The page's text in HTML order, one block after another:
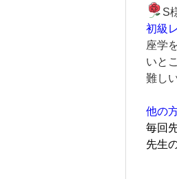
S
初級
座学
いと
難し
他の
毎回
先生